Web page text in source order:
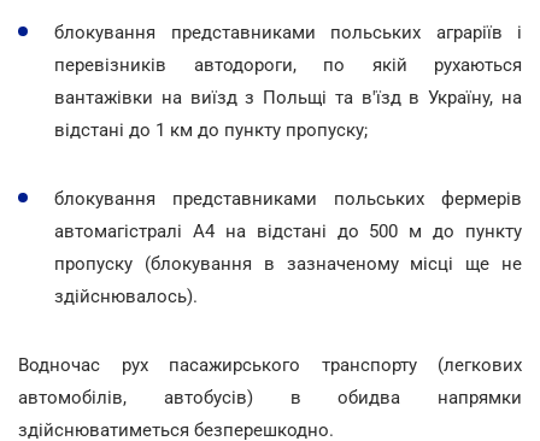
блокування представниками польських аграріїв і
перевізників автодороги, по якій рухаються
вантажівки на виїзд з Польщі та в'їзд в Україну, на
відстані до 1 км до пункту пропуску;
блокування представниками польських фермерів
автомагістралі А4 на відстані до 500 м до пункту
пропуску (блокування в зазначеному місці ще не
здійснювалось).
Водночас рух пасажирського транспорту (легкових
автомобілів, автобусів) в обидва напрямки
здійснюватиметься безперешкодно.